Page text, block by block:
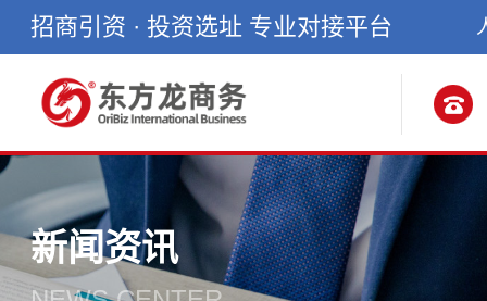
招商引资 · 投资选址 专业对接平台
新闻资讯